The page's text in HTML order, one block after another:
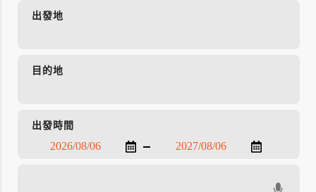
出發地
目的地
出發時間